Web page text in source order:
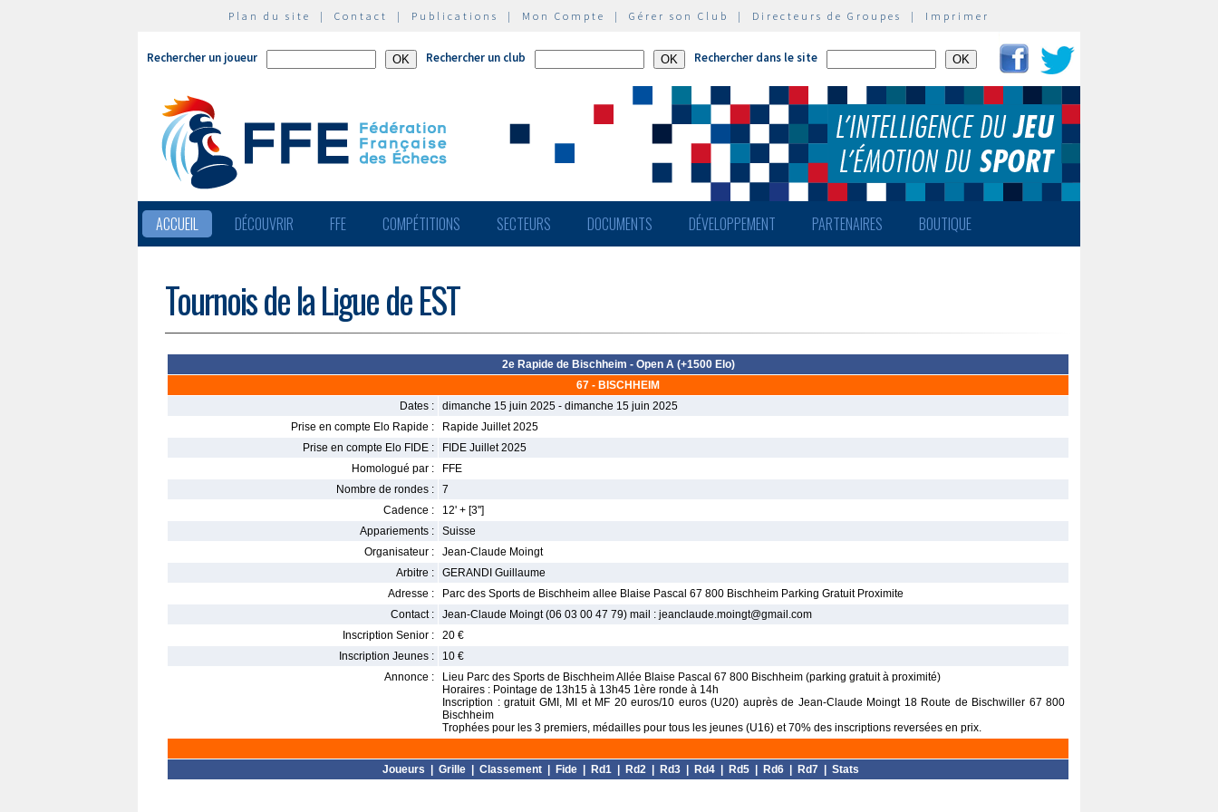
Plan du site | Contact | Publications | Mon Compte | Gérer son Club | Directeurs de Groupes | Imprimer
Rechercher un joueur Rechercher un club Rechercher dans le site
ACCUEIL DÉCOUVRIR FFE COMPÉTITIONS SECTEURS DOCUMENTS DÉVELOPPEMENT PARTENAIRES BOUTIQUE
Tournois de la Ligue de EST
2e Rapide de Bischheim - Open A (+1500 Elo)
67 - BISCHHEIM
Dates :
dimanche 15 juin 2025 - dimanche 15 juin 2025
Prise en compte Elo Rapide :
Rapide Juillet 2025
Prise en compte Elo FIDE :
FIDE Juillet 2025
Homologué par :
FFE
Nombre de rondes :
7
Cadence :
12' + [3'']
Appariements :
Suisse
Organisateur :
Jean-Claude Moingt
Arbitre :
GERANDI Guillaume
Adresse :
Parc des Sports de Bischheim allee Blaise Pascal 67 800 Bischheim Parking Gratuit Proximite
Contact :
Jean-Claude Moingt (06 03 00 47 79) mail : jeanclaude.moingt@gmail.com
Inscription Senior :
20 €
Inscription Jeunes :
10 €
Annonce :
Lieu Parc des Sports de Bischheim Allée Blaise Pascal 67 800 Bischheim (parking gratuit à proximité)
Horaires : Pointage de 13h15 à 13h45 1ère ronde à 14h
Inscription : gratuit GMI, MI et MF 20 euros/10 euros (U20) auprès de Jean-Claude Moingt 18 Route de Bischwiller 67 800
Bischheim
Trophées pour les 3 premiers, médailles pour tous les jeunes (U16) et 70% des inscriptions reversées en prix.
Joueurs Grille Classement Fide Rd1 Rd2 Rd3 Rd4 Rd5 Rd6 Rd7 Stats